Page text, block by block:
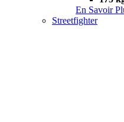
En Savoir
Streetfighter